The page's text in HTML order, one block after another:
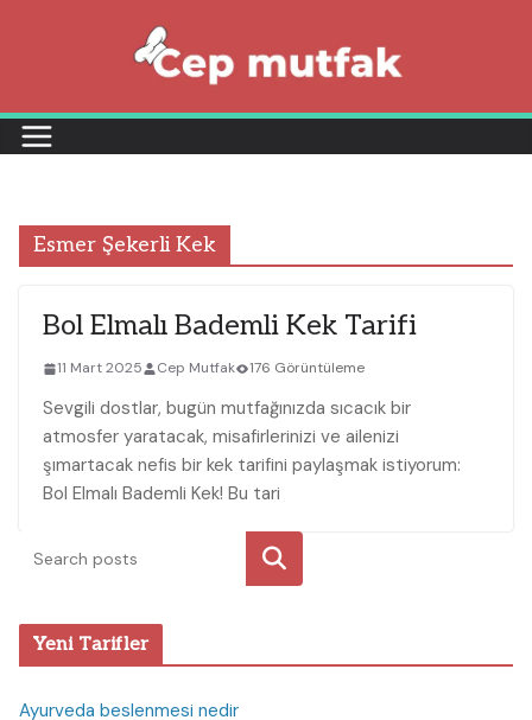
Esmer Şekerli Kek
Bol Elmalı Bademli Kek Tarifi
11 Mart 2025 Cep Mutfak 176 Görüntüleme
Sevgili dostlar, bugün mutfağınızda sıcacık bir
atmosfer yaratacak, misafirlerinizi ve ailenizi
şımartacak nefis bir kek tarifini paylaşmak istiyorum:
Bol Elmalı Bademli Kek! Bu tari
Ara
Yeni Tarifler
Ayurveda beslenmesi nedir